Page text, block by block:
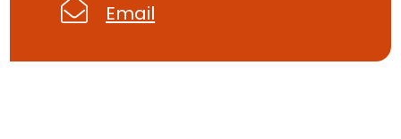
Email